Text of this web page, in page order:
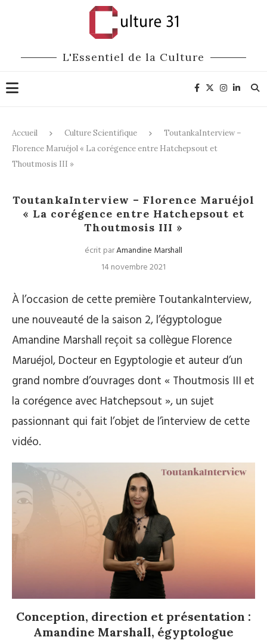
L'Essentiel de la Culture
Accueil Culture Scientifique
ToutankaInterview –
Florence Maruéjol « La corégence entre Hatchepsout et
Thoutmosis III »
ToutankaInterview – Florence Maruéjol
« La corégence entre Hatchepsout et
Thoutmosis III »
écrit parAmandine Marshall
14 novembre 2021
À l’occasion de cette première ToutankaInterview,
une nouveauté de la saison 2, l’égyptologue
Amandine Marshall reçoit sa collègue Florence
Maruéjol, Docteur en Egyptologie et auteur d’un
grand nombre d’ouvrages dont « Thoutmosis III et
la corégence avec Hatchepsout », un sujet
passionnant qui fait l’objet de l’interview de cette
vidéo.
Conception, direction et présentation :
Amandine Marshall, égyptologue